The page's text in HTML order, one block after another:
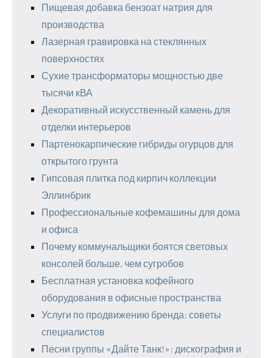
Пищевая добавка бензоат натрия для
производства
Лазерная гравировка на стеклянных
поверхностях
Сухие трансформаторы мощностью две
тысячи кВА
Декоративный искусственный камень для
отделки интерьеров
Партенокарпические гибриды огурцов для
открытого грунта
Гипсовая плитка под кирпич коллекции
Эллинбрик
Профессиональные кофемашины для дома
и офиса
Почему коммунальщики боятся световых
консолей больше, чем сугробов
Бесплатная установка кофейного
оборудования в офисные пространства
Услуги по продвижению бренда: советы
специалистов
Песни группы «Дайте Танк!»: дискография и